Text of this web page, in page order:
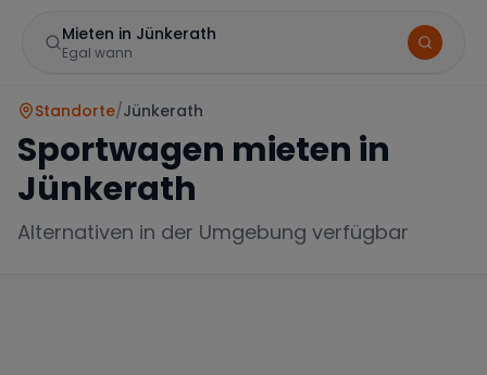
Mieten in Jünkerath
Egal wann
Standorte/Jünkerath
Sportwagen mieten in
Jünkerath
Alternativen in der Umgebung verfügbar